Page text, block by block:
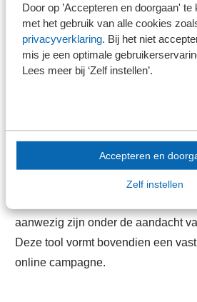
Door op ’Accepteren en doorgaan'
met het gebruik van alle cookies
privacyverklaring. Bij het niet
mis je een optimale
Lees meer bij ‘Zelf instellen’.
Accepteren en
Zelf instellen
Samen met onze leden
De kracht van onze
samenwerking met onze leden, de
De belangstelling om deel te
dan ook in de selectie van
krijgt ieder kantoor de kans om mee
aanwezig zijn onder de aandacht
Deze tool vormt bovendien een
online campagne.